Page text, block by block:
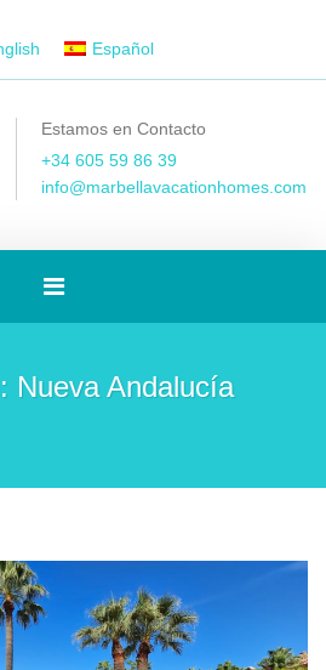
Español
Estamos en Contacto
+34 605 59 86 39
info@marbellavacationhomes.com
[Spanish]
Nueva Andalucía